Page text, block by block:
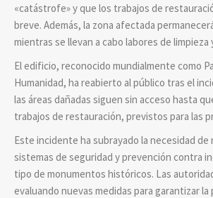
«catástrofe» y que los trabajos de
breve. Además, la zona afectada
mientras se llevan a cabo labores de limpieza
El edificio, reconocido mundialmente como
Humanidad, ha reabierto al público tras el
las áreas dañadas siguen sin acceso hasta
trabajos de restauración, previstos para las
Este incidente ha subrayado la necesidad de
sistemas de seguridad y prevención contra
tipo de monumentos históricos. Las
evaluando nuevas medidas para garantizar